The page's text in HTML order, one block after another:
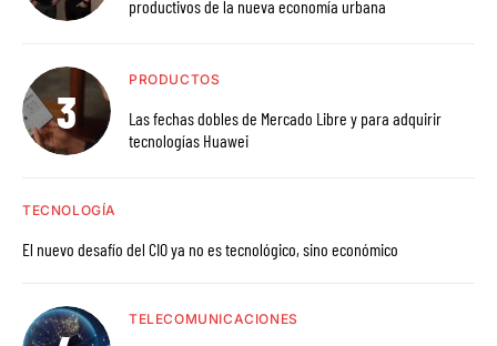
productivos de la nueva economía urbana
PRODUCTOS
Las fechas dobles de Mercado Libre y para adquirir
tecnologías Huawei
TECNOLOGÍA
El nuevo desafío del CIO ya no es tecnológico, sino económico
TELECOMUNICACIONES